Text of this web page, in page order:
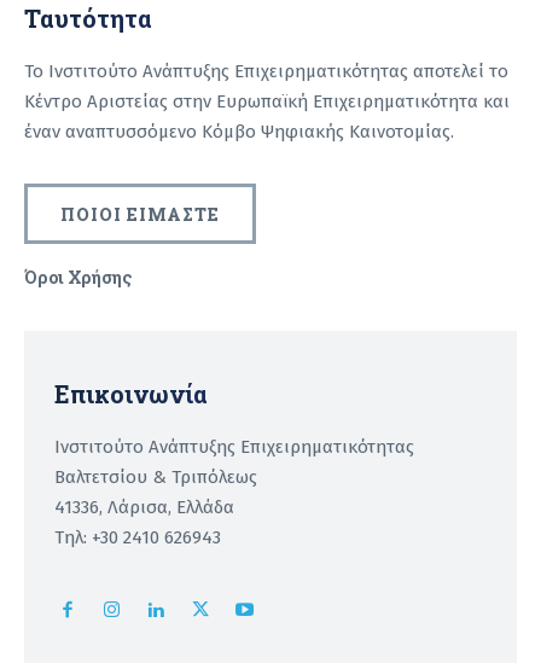
Ταυτότητα
Το Ινστιτούτο Ανάπτυξης Επιχειρηματικότητας αποτελεί το
Κέντρο Αριστείας στην Ευρωπαϊκή Επιχειρηματικότητα και
έναν αναπτυσσόμενο Κόμβο Ψηφιακής Καινοτομίας.
ΠΟΙΟΙ ΕΙΜΑΣΤΕ
Όροι Χρήσης
Επικοινωνία
Ινστιτούτο Ανάπτυξης Επιχειρηματικότητας
Βαλτετσίου & Τριπόλεως
41336, Λάρισα, Ελλάδα
Τηλ: +30 2410 626943